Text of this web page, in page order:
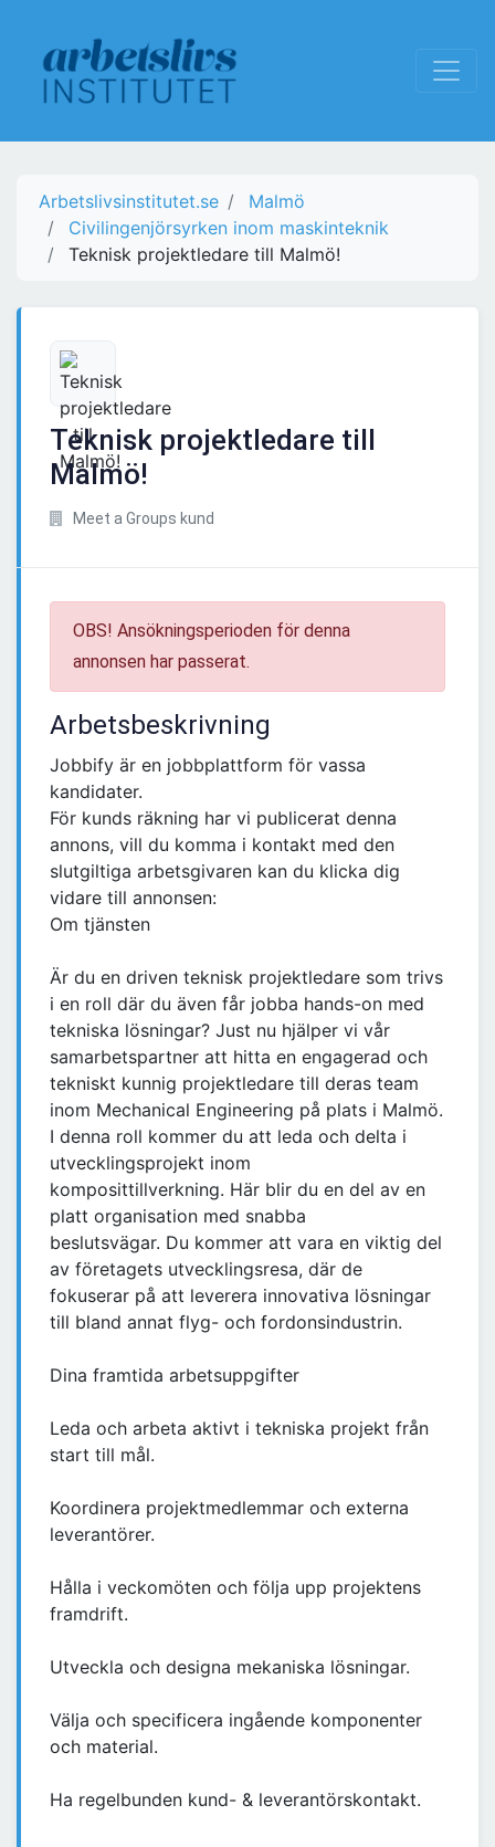
Arbetslivsinstitutet.se
Malmö
Civilingenjörsyrken inom maskinteknik
Teknisk projektledare till Malmö!
Teknisk projektledare till
Malmö!
Meet a Groups kund
OBS! Ansökningsperioden för denna
annonsen har passerat.
Arbetsbeskrivning
Jobbify är en jobbplattform för vassa
kandidater.
För kunds räkning har vi publicerat denna
annons, vill du komma i kontakt med den
slutgiltiga arbetsgivaren kan du klicka dig
vidare till annonsen:
Om tjänsten
Är du en driven teknisk projektledare som trivs
i en roll där du även får jobba hands-on med
tekniska lösningar? Just nu hjälper vi vår
samarbetspartner att hitta en engagerad och
tekniskt kunnig projektledare till deras team
inom Mechanical Engineering på plats i Malmö.
I denna roll kommer du att leda och delta i
utvecklingsprojekt inom
komposittillverkning. Här blir du en del av en
platt organisation med snabba
beslutsvägar. Du kommer att vara en viktig del
av företagets utvecklingsresa, där de
fokuserar på att leverera innovativa lösningar
till bland annat flyg- och fordonsindustrin.
Dina framtida arbetsuppgifter
Leda och arbeta aktivt i tekniska projekt från
start till mål.
Koordinera projektmedlemmar och externa
leverantörer.
Hålla i veckomöten och följa upp projektens
framdrift.
Utveckla och designa mekaniska lösningar.
Välja och specificera ingående komponenter
och material.
Ha regelbunden kund- & leverantörskontakt.